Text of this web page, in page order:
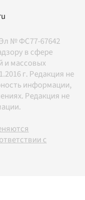
№ ФС77-67642
в сфере
и массовых
г. Редакция не
информации,
Редакция не
с